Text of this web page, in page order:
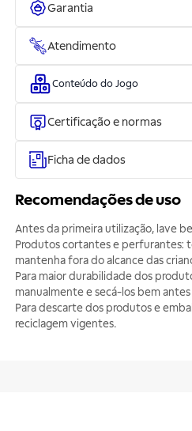
Garantia
Atendimento
Conteúdo do Jogo
Certificação e normas
Ficha de dados
Recomendações de uso
Antes da primeira utilização, lave
Produtos cortantes e perfurantes:
mantenha fora do alcance das
Para maior durabilidade dos
manualmente e secá-los bem
Para descarte dos produtos e
reciclagem vigentes.